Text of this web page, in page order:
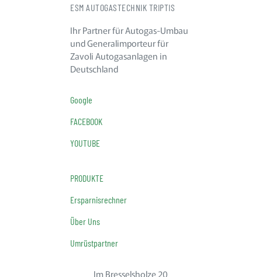
ESM AUTOGASTECHNIK TRIPTIS
Ihr Partner für Autogas-Umbau
und Generalimporteur für
Zavoli Autogasanlagen in
Deutschland
Google
FACEBOOK
YOUTUBE
PRODUKTE
Ersparnisrechner
Über Uns
Umrüstpartner
Im Bresselsholze 20